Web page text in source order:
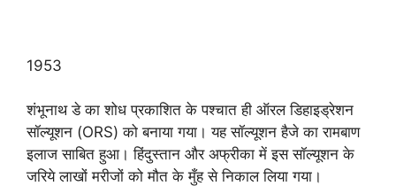
1953
शंभूनाथ डे का शोध प्रकाशित के पश्चात ही ऑरल डिहाइड्रेशन
सॉल्यूशन (ORS) को बनाया गया। यह सॉल्यूशन हैजे का रामबाण
इलाज साबित हुआ। हिंदुस्तान और अफ्रीका में इस सॉल्यूशन के
जरिये लाखों मरीजों को मौत के मुँह से निकाल लिया गया।